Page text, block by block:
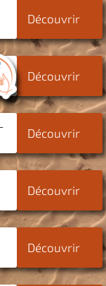
Découvrir
Découvrir
Découvrir
Découvrir
Découvrir